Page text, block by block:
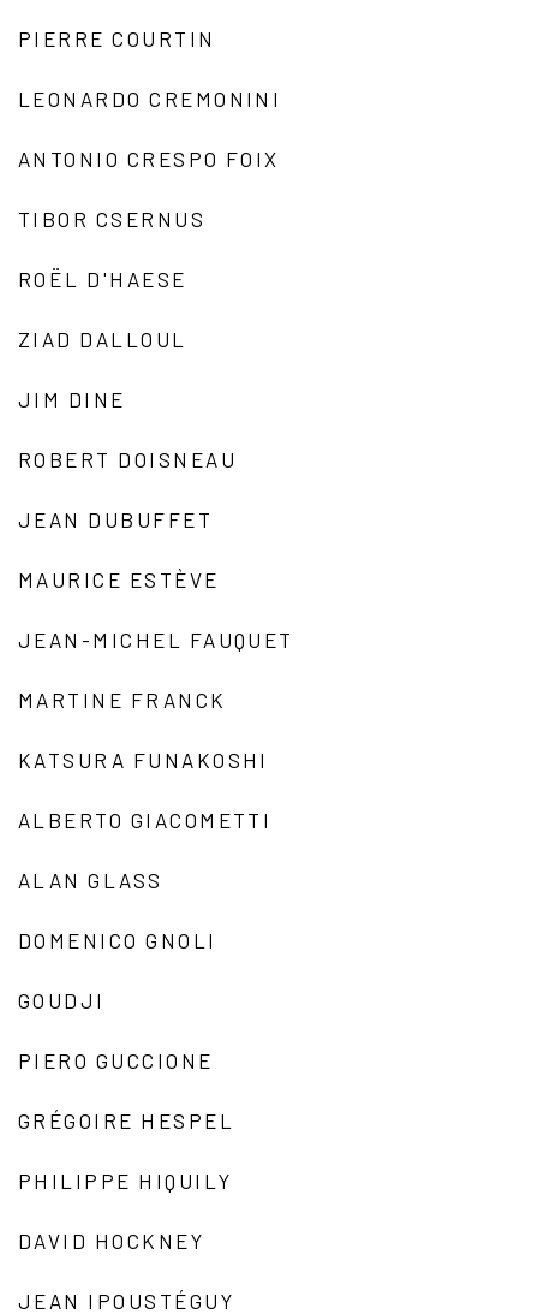
PIERRE COURTIN
LEONARDO CREMONINI
ANTONIO CRESPO FOIX
TIBOR CSERNUS
ROËL D'HAESE
ZIAD DALLOUL
JIM DINE
ROBERT DOISNEAU
JEAN DUBUFFET
MAURICE ESTÈVE
JEAN-MICHEL FAUQUET
MARTINE FRANCK
KATSURA FUNAKOSHI
ALBERTO GIACOMETTI
ALAN GLASS
DOMENICO GNOLI
GOUDJI
PIERO GUCCIONE
GRÉGOIRE HESPEL
PHILIPPE HIQUILY
DAVID HOCKNEY
JEAN IPOUSTÉGUY